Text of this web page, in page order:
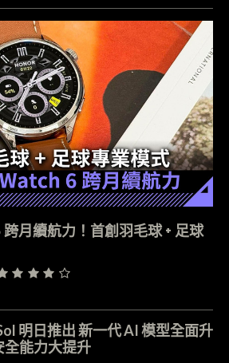
月續航力！首創羽毛球 + 足球
明日推出 新一代 AI 模型全面升
全能力大提升